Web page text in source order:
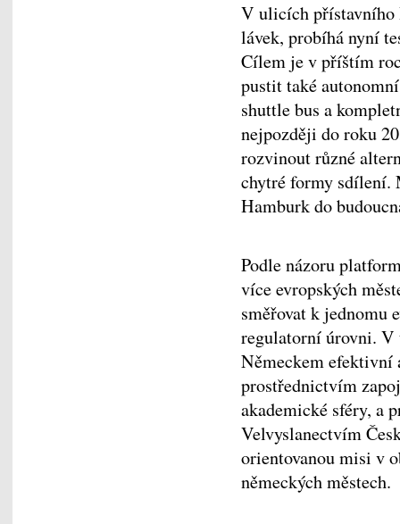
V ulicích přístavního
lávek, probíhá nyní
Cílem je v příštím
pustit také
shuttle bus a
nejpozději do roku
rozvinout různé
chytré formy sdílení.
Hamburk do
Podle názoru
více evropských
směřovat k jednomu
regulatorní úrovni. V
Německem efektivní
prostřednictvím
akademické sféry, a
Velvyslanectvím
orientovanou misi v
německých